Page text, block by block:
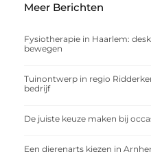
Meer Berichten
Fysiotherapie in Haarlem:
bewegen
Tuinontwerp in regio
bedrijf
De juiste keuze maken bij
Een dierenarts kiezen in